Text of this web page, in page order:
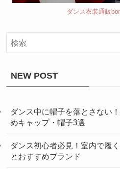
ダンス衣装通販
NEW POST
ダンス中に帽子を落とさない
めキャップ・帽子3選
ダンス初心者必見！室内で履
とおすすめブランド